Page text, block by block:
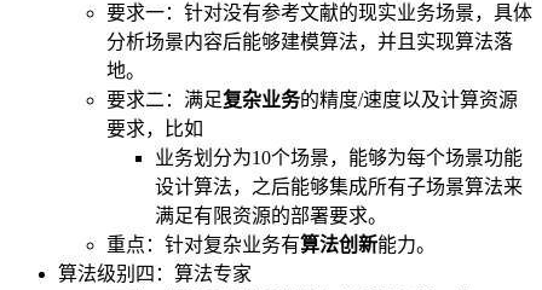
要求一：针对没有参考文献的现实业务场景，具体
分析场景内容后能够建模算法，并且实现算法落
地。
要求二：满足复杂业务的精度/速度以及计算资源
要求，比如
业务划分为10个场景，能够为每个场景功能
设计算法，之后能够集成所有子场景算法来
满足有限资源的部署要求。
重点：针对复杂业务有算法创新能力。
算法级别四：算法专家